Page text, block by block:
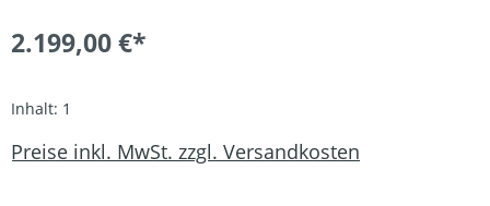
2.199,00 €*
Inhalt: 1
Preise inkl. MwSt. zzgl. Versandkosten